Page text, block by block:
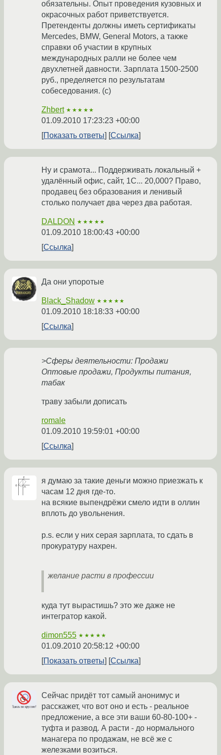
обязательны. Опыт проведения кузовных и
окрасочных работ приветствуется.
Претенденты должны иметь сертификаты
Mercedes, BMW, General Motors, а также
справки об участии в крупных
международных ралли не более чем
двухлетней давности. Зарплата 1500-2500
руб., пределяется по результатам
собеседования. (с)
Zhbert ★★★★★
01.09.2010 17:23:23 +00:00
Показать ответы
Ссылка
Ну и срамота... Поддерживать локальный +
удалённый офис, сайт, 1С... 20,000? Право,
продавец без образования и ленивый
столько получает два через два работая.
DALDON ★★★★★
01.09.2010 18:00:43 +00:00
Ссылка
Да они упоротые
Black_Shadow ★★★★★
01.09.2010 18:18:33 +00:00
Ссылка
>Сферы деятельности: Продажи
Оптовые продажи, Продукты питания,
табак
траву забыли дописать
romale
01.09.2010 19:59:01 +00:00
Ссылка
я думаю за такие деньги можно приезжать к
часам 12 дня где-то.
на всякие выпендрёжи смело идти в оллин
вплоть до увольнения.
p.s. если у них серая зарплата, то сдать в
прокуратуру нахрен.
желание расти в профессии
куда тут вырастишь? это же даже не
интегратор какой.
dimon555 ★★★★★
01.09.2010 20:58:12 +00:00
Показать ответы
Ссылка
Сейчас придёт тот самый анонимус и
расскажет, что вот оно и есть - реальное
предложение, а все эти ваши 60-80-100+ -
туфта и развод. А расти - до нормального
манагера по продажам, не всё же с
железками возиться.